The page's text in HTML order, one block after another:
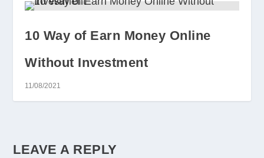
10 Way of Earn Money Online
Without Investment
11/08/2021
LEAVE A REPLY